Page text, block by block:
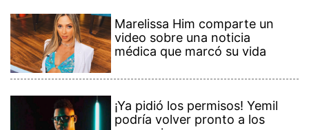
Marelissa Him comparte un
video sobre una noticia
médica que marcó su vida
¡Ya pidió los permisos! Yemil
podría volver pronto a los